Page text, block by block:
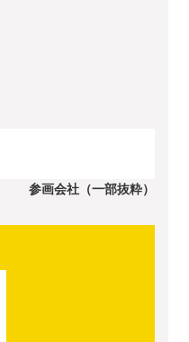
参画会社（一部抜粋）